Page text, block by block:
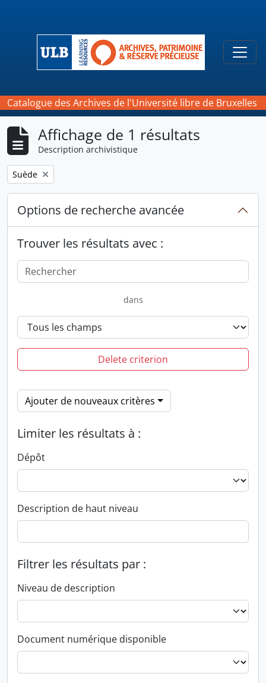
Catalogue des Archives de l'Université libre de Bruxelles
Affichage de 1 résultats
Description archivistique
Remove filter:
Suède
Options de recherche avancée
Trouver les résultats avec :
dans
Delete criterion
Ajouter de nouveaux critères
Limiter les résultats à :
Dépôt
Description de haut niveau
Filtrer les résultats par :
Niveau de description
Document numérique disponible